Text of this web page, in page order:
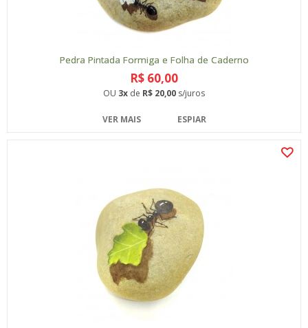
Pedra Pintada Formiga e Folha de Caderno
R$ 60,00
OU 3x de R$ 20,00 s/juros
VER MAIS ESPIAR